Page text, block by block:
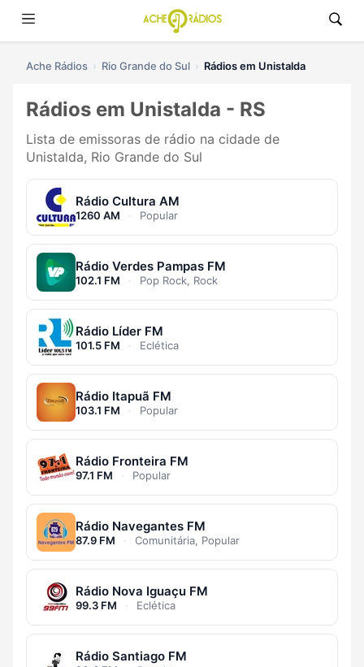
Ache Rádios Rio Grande do Sul Rádios em Unistalda
Rádios em Unistalda - RS
Lista de emissoras de rádio na cidade de
Unistalda, Rio Grande do Sul
Rádio Cultura AM
1260 AM · Popular
Rádio Verdes Pampas FM
102.1 FM · Pop Rock, Rock
Rádio Líder FM
101.5 FM · Eclética
Rádio Itapuã FM
103.1 FM · Popular
Rádio Fronteira FM
97.1 FM · Popular
Rádio Navegantes FM
87.9 FM · Comunitária, Popular
Rádio Nova Iguaçu FM
99.3 FM · Eclética
Rádio Santiago FM